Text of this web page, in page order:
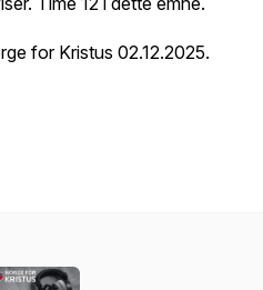
for Kristus 02.12.2025.